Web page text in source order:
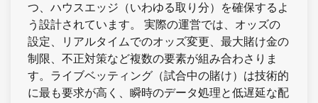
つ、ハウスエッジ（いわゆる取り分）を確保するよ
う設計されています。 実際の運営では、オッズの
設定、リアルタイムでのオッズ変更、最大賭け金の
制限、不正対策など複数の要素が組み合わさりま
す。ライブベッティング（試合中の賭け）は技術的
に最も要求が高く、瞬時のデータ処理と低遅延な配